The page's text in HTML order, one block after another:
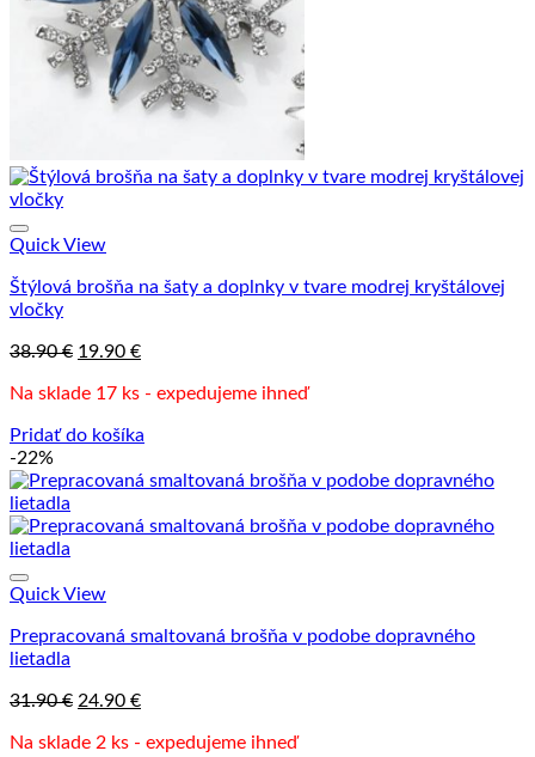
Quick View
Štýlová brošňa na šaty a doplnky v tvare modrej kryštálovej
vločky
38.90€ Pôvodná
bola:
19.90 €Aktuálna
je:
Na sklade 17 ks - expedujeme ihneď
Pridať do košíka
-22%
Quick View
Prepracovaná smaltovaná brošňa v podobe dopravného
lietadla
31.90€ Pôvodná
bola:
24.90 €Aktuálna
je:
Na sklade 2 ks - expedujeme ihneď